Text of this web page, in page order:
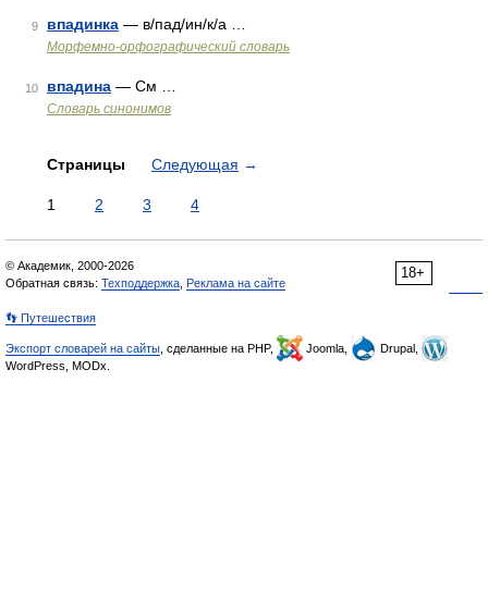
9 впадинка — в/пад/ин/к/а …
Морфемно-орфографический словарь
10 впадина — См …
Словарь синонимов
Страницы Следующая →
1 2 3 4
18+
© Академик, 2000-2026
Обратная связь: Техподдержка Реклама на сайте
👣 Путешествия
Экспорт словарей на сайты , сделанные на PHP, Joomla,
Drupal,
WordPress, MODx.